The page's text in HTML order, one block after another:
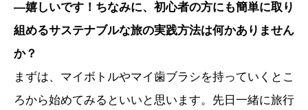
―嬉しいです！ちなみに、初心者の方にも簡単に取り
組めるサステナブルな旅の実践方法は何かありません
か？
まずは、マイボトルやマイ歯ブラシを持っていくとこ
ろから始めてみるといいと思います。先日一緒に旅行